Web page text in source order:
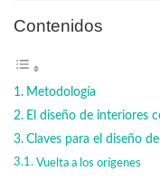
Contenidos
Metodología
El diseño de interiores
Claves para el diseño
Vuelta a los orígenes